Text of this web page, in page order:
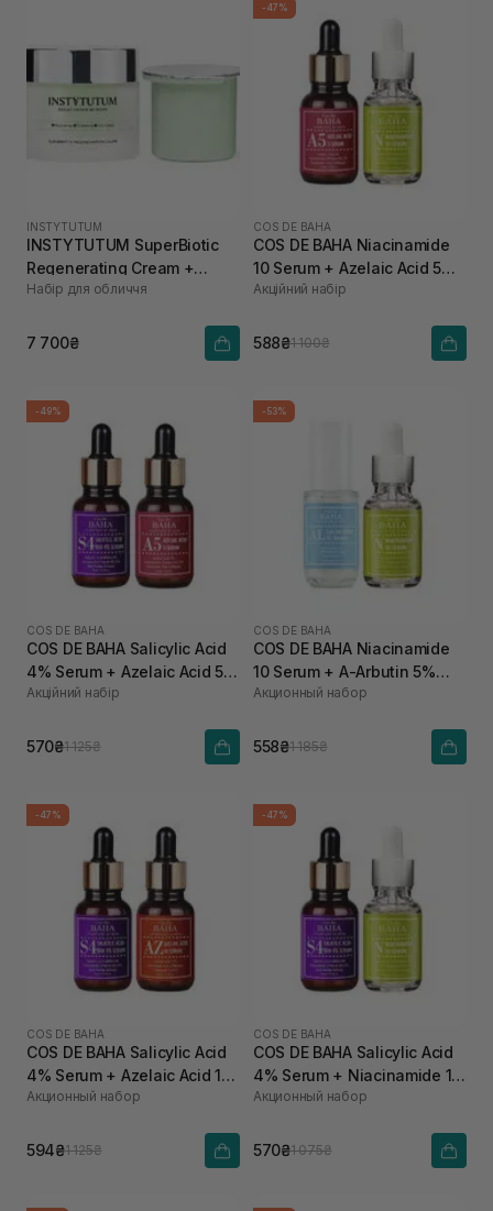
INSTYTUTUM
INSTYTUTUM SuperBiotic
Regenerating Cream +
REFILL POD 50 мл, 50 мл
Набір для обличчя
7 700₴
-47%
COS DE BAHA
COS DE BAHA Niacinamide
10 Serum + Azelaic Acid 5
Serum
Акційний набір
588₴1 100₴
-49%
COS DE BAHA
COS DE BAHA Salicylic Acid
4% Serum + Azelaic Acid 5
Serum
Акційний набір
570₴1 125₴
-53%
COS DE BAHA
COS DE BAHA Niacinamide
10 Serum + A-Arbutin 5%
Licorice AL
Акционный набор
558₴1 185₴
-47%
COS DE BAHA
COS DE BAHA Salicylic Acid
4% Serum + Azelaic Acid 10
Serum
Акционный набор
594₴1 125₴
-47%
COS DE BAHA
COS DE BAHA Salicylic Acid
4% Serum + Niacinamide 10
Serum
Акционный набор
570₴1 075₴